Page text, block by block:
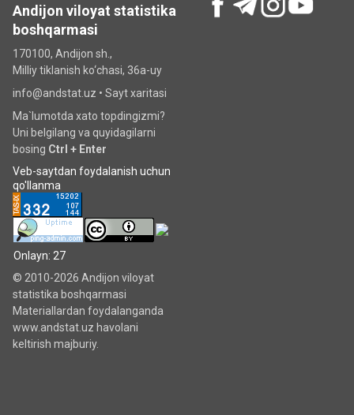
Andijon viloyat statistika
boshqarmasi
170100, Andijon sh.,
Milliy tiklanish ko‘chаsi, 36a-uy
info@andstat.uz • Sayt xaritasi
Ma`lumotda xato topdingizmi?
Uni belgilang va quyidagilarni
bosing Ctrl + Enter
Veb-saytdan foydalanish uchun
qo'llanma
Onlayn: 27
© 2010-2026 Andijon viloyat
statistika boshqarmasi
Materiallardan foydalanganda
www.andstat.uz havolani
keltirish majburiy.